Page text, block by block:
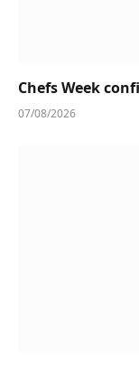
Chefs Week
07/08/2026